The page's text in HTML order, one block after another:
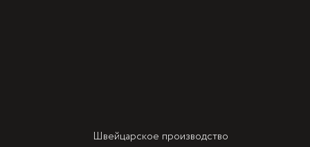
Швейцарское производство